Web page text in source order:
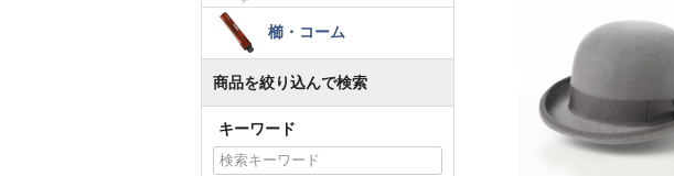
櫛・コーム
商品を絞り込んで検索
キーワード